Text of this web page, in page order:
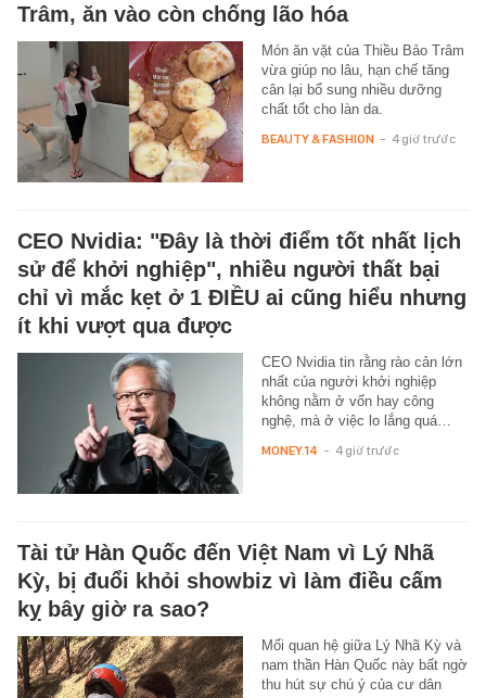
Trâm, ăn vào còn chống lão hóa
Món ăn vặt của Thiều Bảo Trâm
vừa giúp no lâu, hạn chế tăng
cân lại bổ sung nhiều dưỡng
chất tốt cho làn da.
BEAUTY & FASHION - 4 giờ trước
CEO Nvidia: "Đây là thời điểm tốt nhất lịch
sử để khởi nghiệp", nhiều người thất bại
chỉ vì mắc kẹt ở 1 ĐIỀU ai cũng hiểu nhưng
ít khi vượt qua được
CEO Nvidia tin rằng rào cản lớn
nhất của người khởi nghiệp
không nằm ở vốn hay công
nghệ, mà ở việc lo lắng quá…
MONEY.14 - 4 giờ trước
Tài tử Hàn Quốc đến Việt Nam vì Lý Nhã
Kỳ, bị đuổi khỏi showbiz vì làm điều cấm
kỵ bây giờ ra sao?
Mối quan hệ giữa Lý Nhã Kỳ và
nam thần Hàn Quốc này bất ngờ
thu hút sự chú ý của cư dân